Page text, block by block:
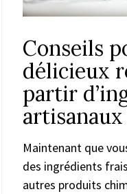
Conseils
délicieux
partir
artisanaux
Maintenant que
des ingrédients
autres produits